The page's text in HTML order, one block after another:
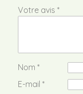
Votre avis *
Nom *
E-mail *